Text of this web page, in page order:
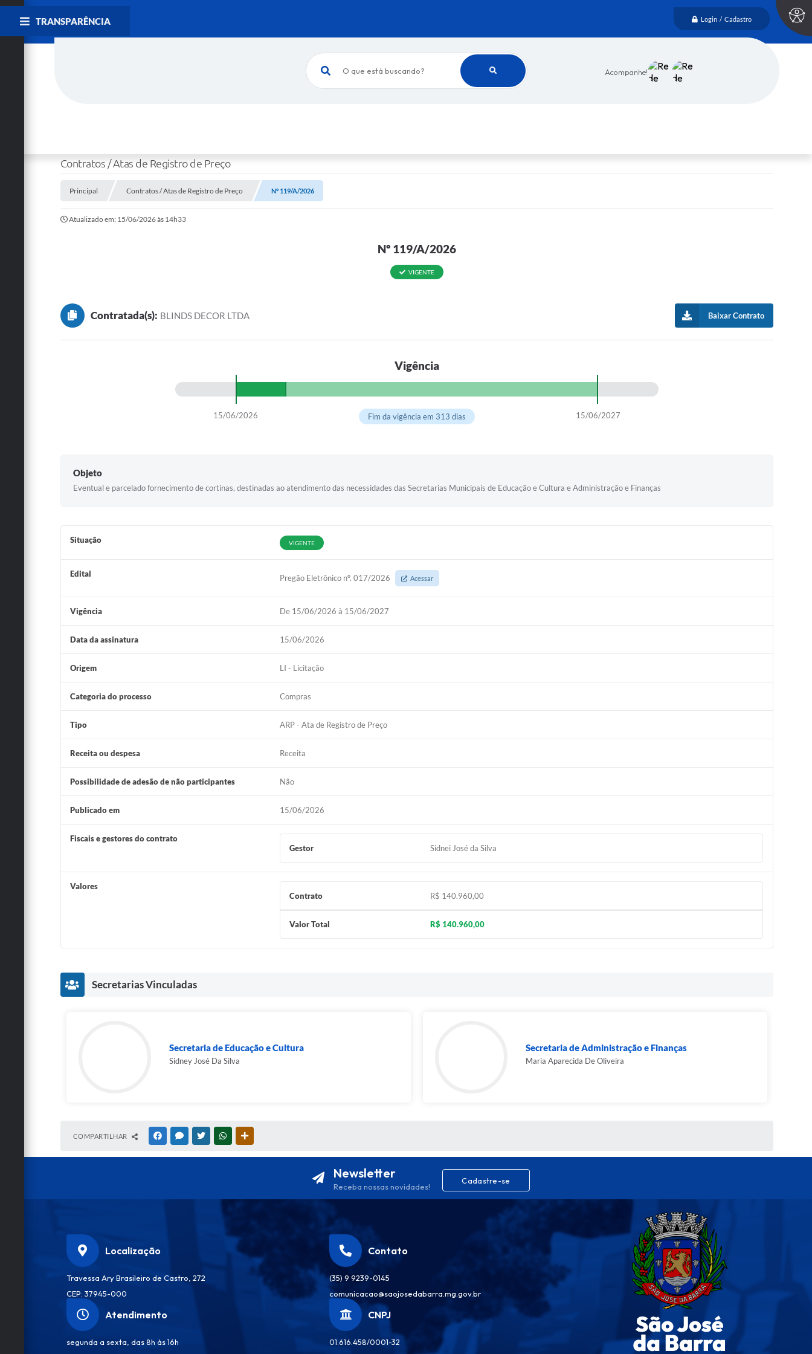
Login / Cadastro
O que está buscando? Acompanhe!
TRANSPARÊNCIA
Contratos / Atas de Registro de Preço
Principal Contratos / Atas de Registro de Preço Nº 119/A/2026
Atualizado em: 15/06/2026 às 14h33
Nº 119/A/2026
VIGENTE
Contratada(s): BLINDS DECOR LTDA Baixar Contrato
Vigência
15/06/2026 15/06/2027
Fim da vigência em 313 dias
Objeto
Eventual e parcelado fornecimento de cortinas, destinadas ao atendimento das necessidades das Secretarias Municipais de Educação e Cultura e Administração e Finanças
Situação VIGENTE
Edital Pregão Eletrônico nº. 017/2026 Acessar
Vigência De 15/06/2026 à 15/06/2027
Data da assinatura 15/06/2026
Origem LI - Licitação
Categoria do processo Compras
Tipo ARP - Ata de Registro de Preço
Receita ou despesa Receita
Possibilidade de adesão de não participantes Não
Publicado em 15/06/2026
Fiscais e gestores do contrato
Gestor
Sidnei José da Silva
Valores
Contrato
R$ 140.960,00
Valor Total R$ 140.960,00
Secretarias Vinculadas
Secretaria de Educação e Cultura
Sidney José Da Silva
Secretaria de Administração e Finanças
Maria Aparecida De Oliveira
COMPARTILHAR FACEBOOKMESSENGER
TWITTERWHATSAPP
Newsletter
Receba nossas novidades!
Cadastre-se
Localização
Travessa Ary Brasileiro de Castro, 272
CEP: 37945-000
Contato
(35) 9 9239-0145
comunicacao@saojosedabarra.mg.gov.br
Atendimento
segunda a sexta, das 8h às 16h
CNPJ
01.616.458/0001-32